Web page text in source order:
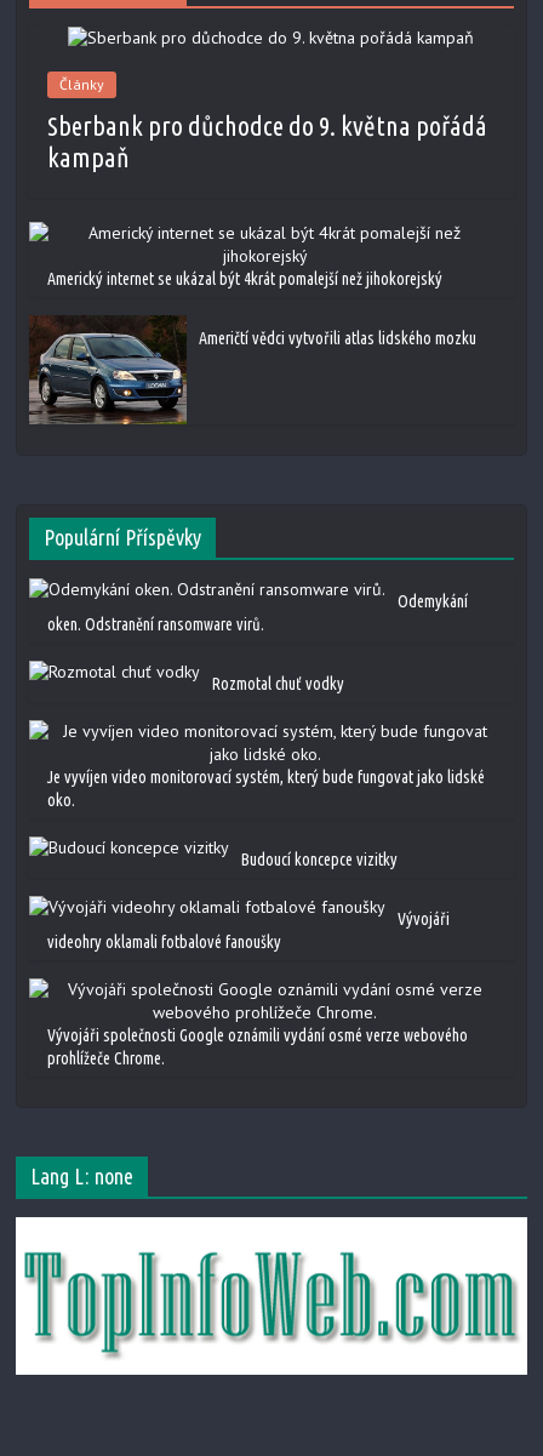
Články
Sberbank pro důchodce do 9. května pořádá
kampaň
Americký internet se ukázal být 4krát pomalejší než jihokorejský
Američtí vědci vytvořili atlas lidského mozku
Populární Příspěvky
Odemykání
oken. Odstranění ransomware virů.
Rozmotal chuť vodky
Je vyvíjen video monitorovací systém, který bude fungovat jako lidské
oko.
Budoucí koncepce vizitky
Vývojáři
videohry oklamali fotbalové fanoušky
Vývojáři společnosti Google oznámili vydání osmé verze webového
prohlížeče Chrome.
Lang L: none